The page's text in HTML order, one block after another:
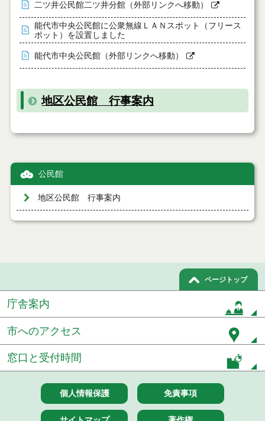
二ツ井公民館二ツ井分館（外部リンクへ移動）
能代市中央公民館に公衆無線ＬＡＮスポット（フリース
ポット）を設置しました
能代市中央公民館（外部リンクへ移動）
地区公民館 行事案内
公民館
地区公民館 行事案内
ページトップ
庁舎案内
市へのアクセス
窓口と受付時間
個人情報保護 免責事項